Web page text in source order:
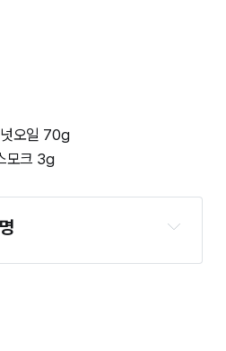
오일 70g
모크 3g
단하게 굳혀줍니다. 우뭇가사